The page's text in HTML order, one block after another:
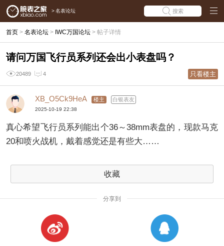
> 名表论坛 搜索
首页 > 名表论坛 > IWC万国论坛 > 帖子详情
请问万国飞行员系列还会出小表盘吗？
20489 4 只看楼主
XB_O5Ck9HeA 楼主 白银表友
2025-10-19 22:38
真心希望飞行员系列能出个36～38mm表盘的，现款马克
20和喷火战机，戴着感觉还是有些大……
收藏
分享到